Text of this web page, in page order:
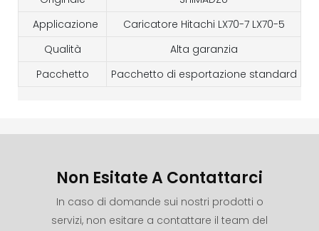
Applicazione
Caricatore Hitachi LX70-7 LX70-5
Qualità
Alta garanzia
Pacchetto
Pacchetto di esportazione standard
Non Esitate A Contattarci
In caso di domande sui nostri prodotti o
servizi, non esitare a contattare il team del